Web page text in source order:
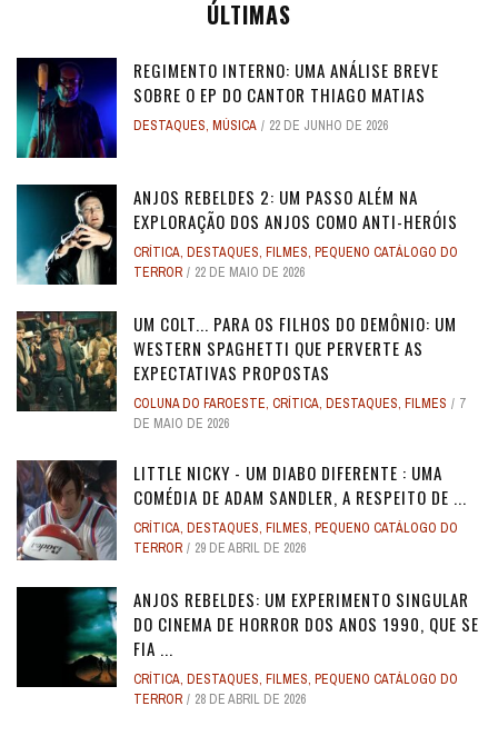
ÚLTIMAS
REGIMENTO INTERNO: UMA ANÁLISE BREVE
SOBRE O EP DO CANTOR THIAGO MATIAS
DESTAQUES, MÚSICA 22 DE JUNHO DE 2026
ANJOS REBELDES 2: UM PASSO ALÉM NA
EXPLORAÇÃO DOS ANJOS COMO ANTI-HERÓIS
CRÍTICA, DESTAQUES, FILMES, PEQUENO CATÁLOGO DO
TERROR
22 DE MAIO DE 2026
UM COLT... PARA OS FILHOS DO DEMÔNIO: UM
WESTERN SPAGHETTI QUE PERVERTE AS
EXPECTATIVAS PROPOSTAS
COLUNA DO FAROESTE, CRÍTICA, DESTAQUES, FILMES
7
DE MAIO DE 2026
LITTLE NICKY - UM DIABO DIFERENTE : UMA
COMÉDIA DE ADAM SANDLER, A RESPEITO DE ...
CRÍTICA, DESTAQUES, FILMES, PEQUENO CATÁLOGO DO
TERROR
29 DE ABRIL DE 2026
ANJOS REBELDES: UM EXPERIMENTO SINGULAR
DO CINEMA DE HORROR DOS ANOS 1990, QUE SE
FIA ...
CRÍTICA, DESTAQUES, FILMES, PEQUENO CATÁLOGO DO
TERROR
28 DE ABRIL DE 2026